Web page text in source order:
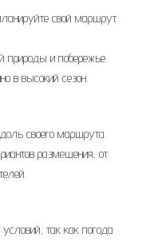
свой маршрут
природы и побережье.
в высокий сезон.
своего маршрута.
размещения, от
так как погода